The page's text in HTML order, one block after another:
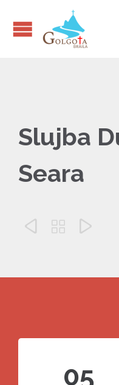
Slujba
Seara
  
05